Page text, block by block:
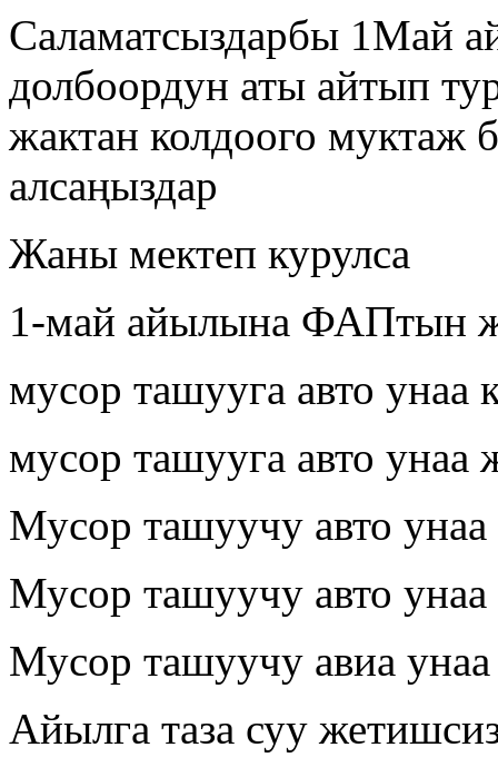
Саламатсыздарбы 1Май
долбоордун аты айтып
жактан колдоого муктаж
алсаңыздар
Жаны мектеп курулса
1-май айылына ФАПтын
мусор ташууга авто унаа
мусор ташууга авто унаа
Мусор ташуучу авто унаа
Мусор ташуучу авто унаа
Мусор ташуучу авиа унаа
Айылга таза суу